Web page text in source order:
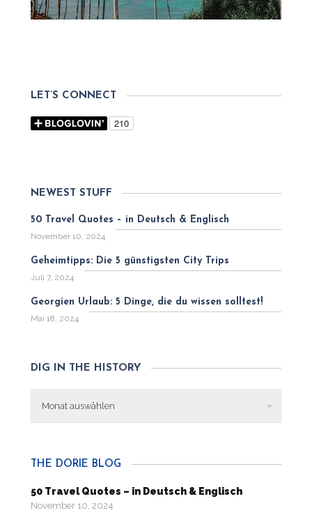
LET’S CONNECT
NEWEST STUFF
50 Travel Quotes – in Deutsch & Englisch
November 10, 2024
Geheimtipps: Die 5 günstigsten City Trips
Juli 7, 2024
Georgien Urlaub: 5 Dinge, die du wissen solltest!
Mai 18, 2024
DIG IN THE HISTORY
THE DORIE BLOG
50 Travel Quotes – in Deutsch & Englisch
November 10, 2024